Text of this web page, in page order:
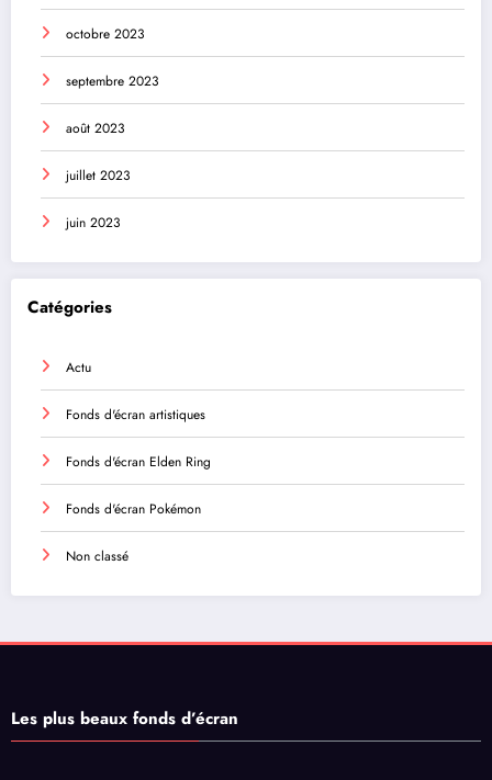
octobre 2023
septembre 2023
août 2023
juillet 2023
juin 2023
Catégories
Actu
Fonds d'écran artistiques
Fonds d'écran Elden Ring
Fonds d'écran Pokémon
Non classé
Les plus beaux fonds d’écran